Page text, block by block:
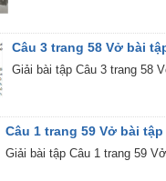
Câu 3 trang 58 Vở bài
Giải bài tập Câu 3 trang 58
Câu 1 trang 59 Vở bài
Giải bài tập Câu 1 trang 59